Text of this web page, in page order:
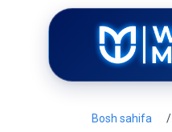
Bosh sahifa